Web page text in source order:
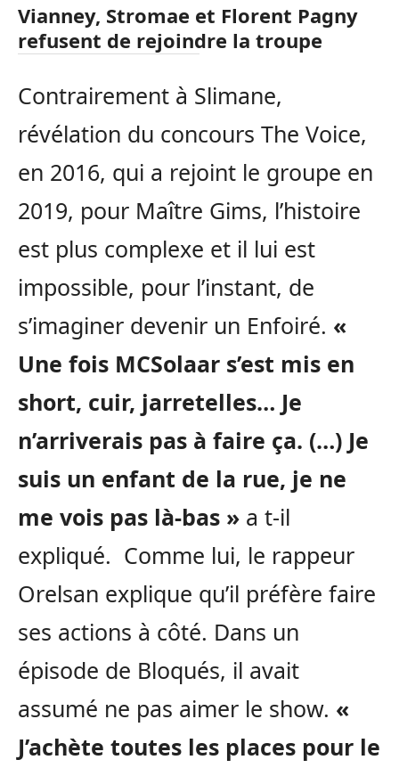
Vianney, Stromae et Florent Pagny
refusent de rejoindre la troupe
Contrairement à Slimane,
révélation du concours The Voice,
en 2016, qui a rejoint le groupe en
2019, pour Maître Gims, l’histoire
est plus complexe et il lui est
impossible, pour l’instant, de
s’imaginer devenir un Enfoiré. «
Une fois MCSolaar s’est mis en
short, cuir, jarretelles… Je
n’arriverais pas à faire ça. (…) Je
suis un enfant de la rue, je ne
me vois pas là-bas » a t-il
expliqué. Comme lui, le rappeur
Orelsan explique qu’il préfère faire
ses actions à côté. Dans un
épisode de Bloqués, il avait
assumé ne pas aimer le show. «
J’achète toutes les places pour le